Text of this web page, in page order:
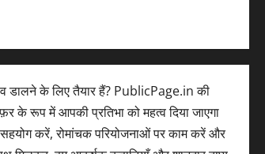
डालने के लिए तैयार हैं? PublicPage.in की
के रूप में आपकी प्रतिभा को महत्व दिया जाएगा
करें, रोमांचक परियोजनाओं पर काम करें और